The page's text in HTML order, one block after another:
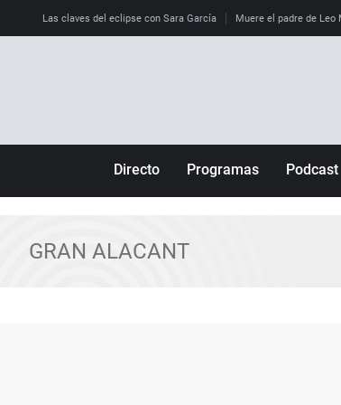
Las claves del eclipse con Sara García Muere el padre de Leo
Directo Programas
Julia en la onda
Podcast
GRAN ALACANT